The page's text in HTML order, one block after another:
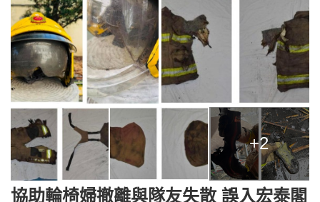
+2
協助輪椅婦撤離與隊友失散 誤入宏泰閣